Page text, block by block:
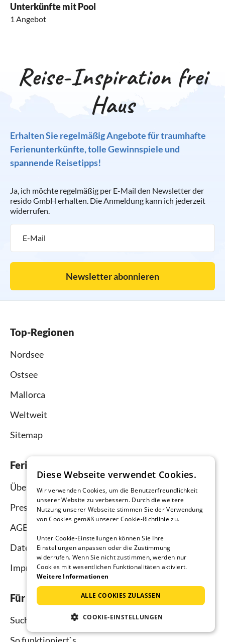
Unterkünfte mit Pool
1 Angebot
Reise-Inspiration frei
Haus
Erhalten Sie regelmäßig Angebote für traumhafte
Ferienunterkünfte, tolle Gewinnspiele und
spannende Reisetipps!
Ja, ich möchte regelmäßig per E-Mail den Newsletter der
resido GmbH erhalten. Die Anmeldung kann ich jederzeit
widerrufen.
Newsletter abonnieren
Top-Regionen
Nordsee
Ostsee
Mallorca
Weltweit
Sitemap
Ferienhausmiete.de
Über uns
Presse
AGB
Datenschutz
Impressum
Für Urlauber
Suche
Diese Webseite verwendet Cookies.
Wir verwenden Cookies, um die Benutzerfreundlichkeit
unserer Website zu verbessern. Durch die weitere
Nutzung unserer Webseite stimmen Sie der Verwendung
von Cookies gemäß unserer Cookie-Richtlinie zu.
Unter Cookie-Einstellungen können Sie Ihre
Einstellungen anpassen oder die Zustimmung
widerrufen. Wenn Sie nicht zustimmen, werden nur
Cookies mit wesentlichen Funktionalitäten aktiviert.
Weitere Informationen
ALLE COOKIES ZULASSEN
COOKIE-EINSTELLUNGEN